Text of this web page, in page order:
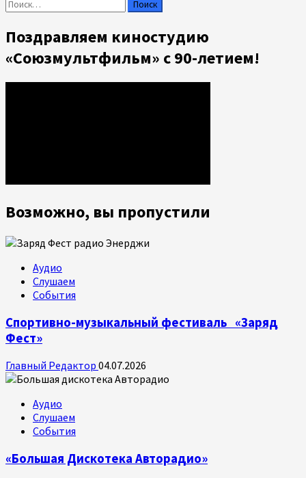
Найти:
Поздравляем киностудию
«Союзмультфильм» с 90-летием!
Возможно, вы пропустили
Аудио
Слушаем
События
Спортивно-музыкальный фестиваль «Заряд
Фест»
Главный Редактор 04.07.2026
Аудио
Слушаем
События
«Большая Дискотека Авторадио»